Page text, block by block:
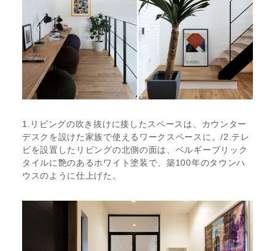
1.リビングの吹き抜けに接したスペースは、カウンター
デスクを設けた家族で使えるワークスペースに。/2.テレ
ビを設置したリビングの北側の面は、ベルギーブリック
タイルに艶のあるホワイト塗装で、築100年のタウンハ
ウスのように仕上げた。